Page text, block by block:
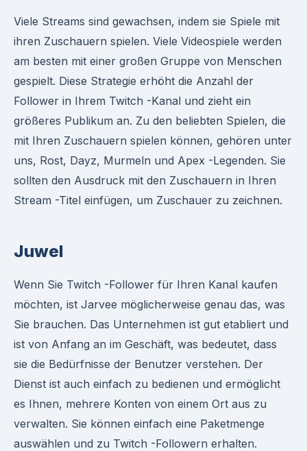
Viele Streams sind gewachsen, indem sie Spiele mit
ihren Zuschauern spielen. Viele Videospiele werden
am besten mit einer großen Gruppe von Menschen
gespielt. Diese Strategie erhöht die Anzahl der
Follower in Ihrem Twitch -Kanal und zieht ein
größeres Publikum an. Zu den beliebten Spielen, die
mit Ihren Zuschauern spielen können, gehören unter
uns, Rost, Dayz, Murmeln und Apex -Legenden. Sie
sollten den Ausdruck mit den Zuschauern in Ihren
Stream -Titel einfügen, um Zuschauer zu zeichnen.
Juwel
Wenn Sie Twitch -Follower für Ihren Kanal kaufen
möchten, ist Jarvee möglicherweise genau das, was
Sie brauchen. Das Unternehmen ist gut etabliert und
ist von Anfang an im Geschäft, was bedeutet, dass
sie die Bedürfnisse der Benutzer verstehen. Der
Dienst ist auch einfach zu bedienen und ermöglicht
es Ihnen, mehrere Konten von einem Ort aus zu
verwalten. Sie können einfach eine Paketmenge
auswählen und zu Twitch -Followern erhalten.